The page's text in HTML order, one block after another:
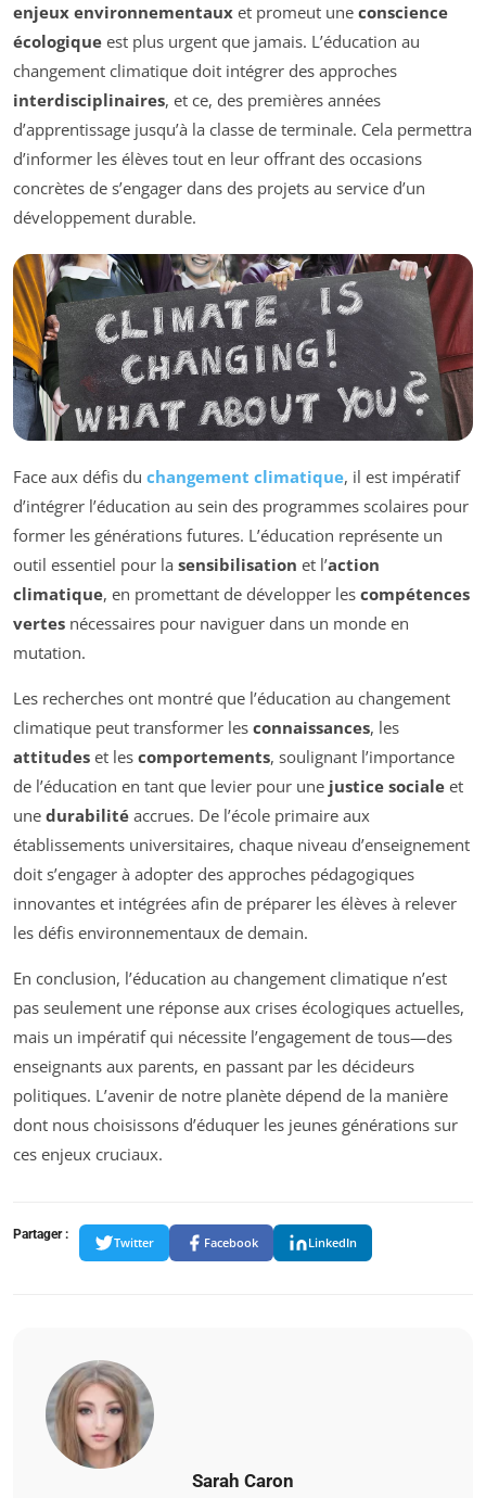
enjeux environnementaux et promeut une conscience
écologique est plus urgent que jamais. L’éducation au
changement climatique doit intégrer des approches
interdisciplinaires, et ce, des premières années
d’apprentissage jusqu’à la classe de terminale. Cela permettra
d’informer les élèves tout en leur offrant des occasions
concrètes de s’engager dans des projets au service d’un
développement durable.
Face aux défis du changement climatique, il est impératif
d’intégrer l’éducation au sein des programmes scolaires pour
former les générations futures. L’éducation représente un
outil essentiel pour la sensibilisation et l’action
climatique, en promettant de développer les compétences
vertes nécessaires pour naviguer dans un monde en
mutation.
Les recherches ont montré que l’éducation au changement
climatique peut transformer les connaissances, les
attitudes et les comportements, soulignant l’importance
de l’éducation en tant que levier pour une justice sociale et
une durabilité accrues. De l’école primaire aux
établissements universitaires, chaque niveau d’enseignement
doit s’engager à adopter des approches pédagogiques
innovantes et intégrées afin de préparer les élèves à relever
les défis environnementaux de demain.
En conclusion, l’éducation au changement climatique n’est
pas seulement une réponse aux crises écologiques actuelles,
mais un impératif qui nécessite l’engagement de tous—des
enseignants aux parents, en passant par les décideurs
politiques. L’avenir de notre planète dépend de la manière
dont nous choisissons d’éduquer les jeunes générations sur
ces enjeux cruciaux.
Partager :
Twitter Facebook LinkedIn
Sarah Caron